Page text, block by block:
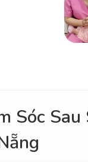
Sóc